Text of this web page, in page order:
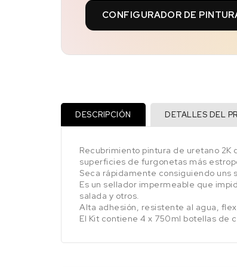
CONFIGURADOR DE
DESCRIPCIÓN DETALLES DEL
Recubrimiento pintura de uretano
superficies de furgonetas más
Seca rápidamente consiguiendo uns
Es un sellador impermeable que
salada y otros.
Alta adhesión, resistente al agua,
El Kit contiene 4 x 750ml botellas de